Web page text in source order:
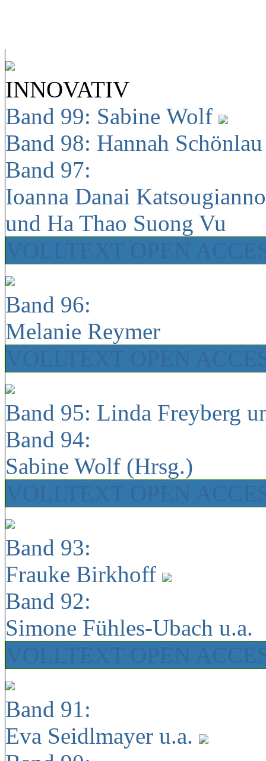
INNOVATIV
Band 99: Sabine Wolf
Band 98: Hannah
Band 97:
Ioanna Danai
und Ha Thao Suong Vu
Band 96:
Melanie Reymer
Band 95: Linda Freyberg
Band 94:
Sabine Wolf (Hrsg.)
Band 93:
Frauke Birkhoff
Band 92:
Simone Fühles-Ubach u.a.
Band 91:
Eva Seidlmayer u.a.